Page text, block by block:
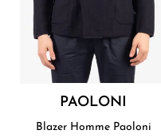
PAOLONI
Blazer Homme Paoloni